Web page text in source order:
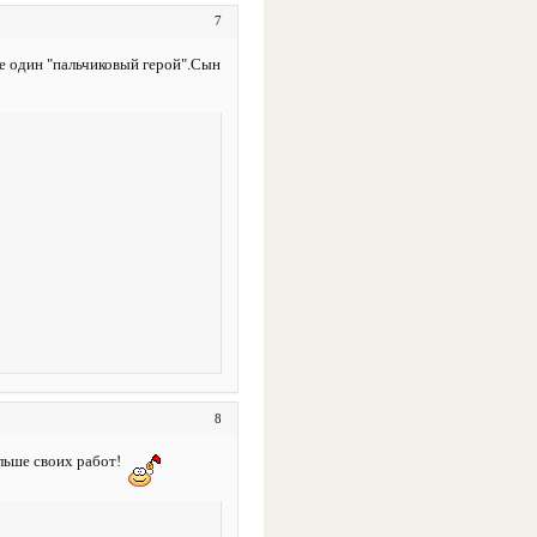
7
один "пальчиковый герой".Сын
8
своих работ!